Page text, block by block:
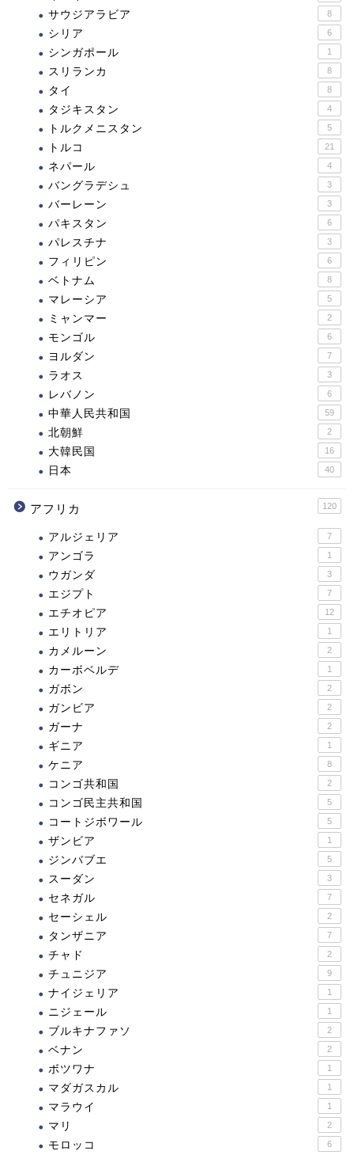
サウジアラビア
8
シリア 6
シンガポール 1
スリランカ 8
タイ 8
タジキスタン 4
トルクメニスタン 5
トルコ 21
ネパール 4
バングラデシュ 3
バーレーン 3
パキスタン 6
パレスチナ 3
フィリピン 6
ベトナム 8
マレーシア 5
ミャンマー 2
モンゴル 6
ヨルダン 7
ラオス 3
レバノン 6
中華人民共和国 59
北朝鮮 2
大韓民国 16
日本 40
アフリカ 120
アルジェリア 7
アンゴラ 1
ウガンダ 3
エジプト 7
エチオピア 12
エリトリア 1
カメルーン 2
カーボベルデ 1
ガボン 2
ガンビア 2
ガーナ 2
ギニア 1
ケニア 8
コンゴ共和国 2
コンゴ民主共和国 5
コートジボワール 5
ザンビア 1
ジンバブエ 5
スーダン 3
セネガル 7
セーシェル 2
タンザニア 7
チャド 2
チュニジア 9
ナイジェリア 1
ニジェール 1
ブルキナファソ 2
ベナン 2
ボツワナ 1
マダガスカル 1
マラウイ 1
マリ 2
モロッコ 6